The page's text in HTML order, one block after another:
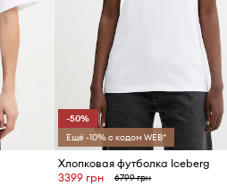
-50%
Ещё -10% с кодом WEB*
Хлопковая футболка Iceberg
3399 грн
6799 грн